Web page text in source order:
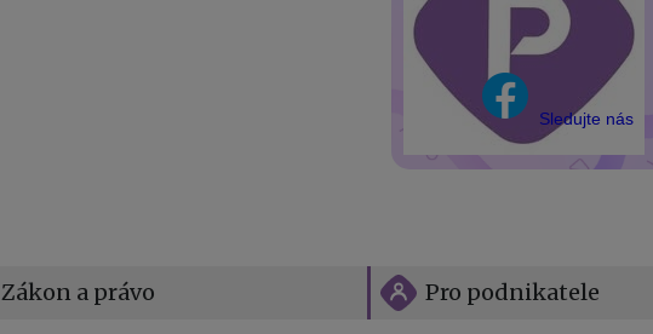
Sledujte nás
Zákon a právo Pro podnikatele